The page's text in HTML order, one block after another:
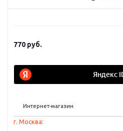
770 руб.
Интернет-магазин
г. Москва: